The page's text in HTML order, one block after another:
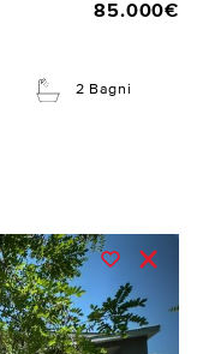
85.000€
2 Bagni